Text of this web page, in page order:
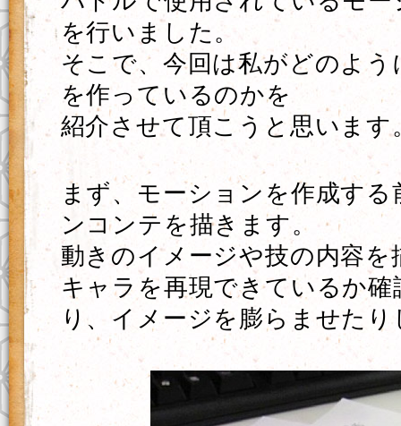
を行いました。
そこで、今回は私がどのよ
を作っているのかを
紹介させて頂こうと思います
まず、モーションを作成す
ンコンテを描きます。
動きのイメージや技の内容を
キャラを再現できているか
り、イメージを膨らませたり